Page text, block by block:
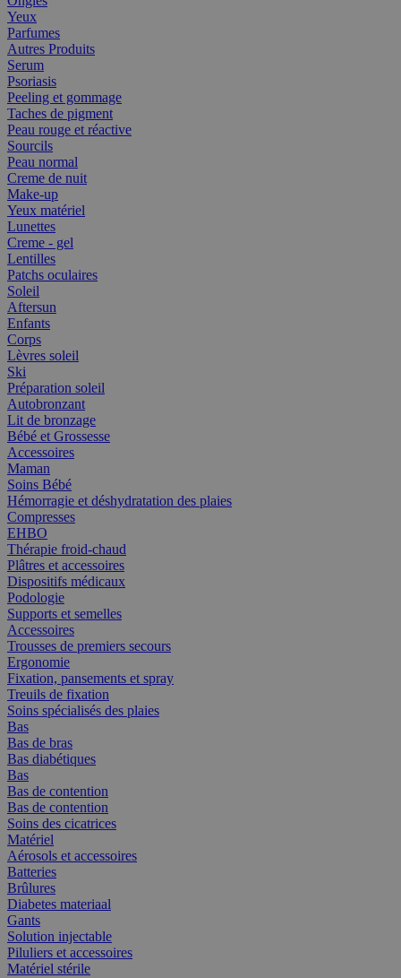
Yeux
Parfumes
Autres Produits
Serum
Psoriasis
Peeling et gommage
Taches de pigment
Peau rouge et réactive
Sourcils
Peau normal
Creme de nuit
Make-up
Yeux matériel
Lunettes
Creme - gel
Lentilles
Patchs oculaires
Soleil
Aftersun
Enfants
Corps
Lèvres soleil
Ski
Préparation soleil
Autobronzant
Lit de bronzage
Bébé et Grossesse
Accessoires
Maman
Soins Bébé
Hémorragie et déshydratation des plaies
Compresses
EHBO
Thérapie froid-chaud
Plâtres et accessoires
Dispositifs médicaux
Podologie
Supports et semelles
Accessoires
Trousses de premiers secours
Ergonomie
Fixation, pansements et spray
Treuils de fixation
Soins spécialisés des plaies
Bas
Bas de bras
Bas diabétiques
Bas
Bas de contention
Bas de contention
Soins des cicatrices
Matériel
Aérosols et accessoires
Batteries
Brûlures
Diabetes materiaal
Gants
Solution injectable
Piluliers et accessoires
Matériel stérile